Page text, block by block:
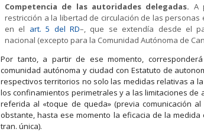
Competencia de las autoridades delegadas. A
restricción a la libertad de circulación de las personas
en el art. 5 del RD–, que se extendía desde el
nacional (excepto para la Comunidad Autónoma de
Por tanto, a partir de ese momento,
comunidad autónoma y ciudad con Estatuto de
respectivos territorios no solo las medidas relativas a
los confinamientos perimetrales y a las limitaciones de
referida al «toque de queda» (previa comunicación
obstante, hasta ese momento la eficacia de la
tran. única).